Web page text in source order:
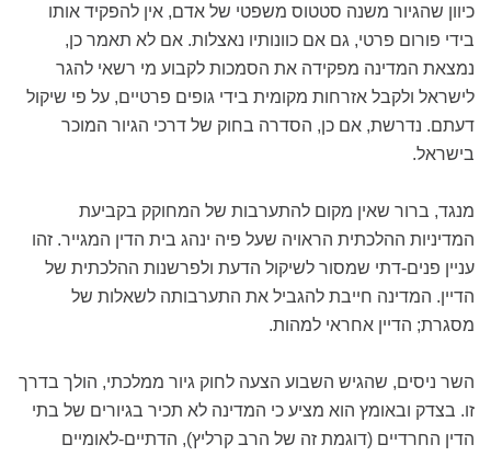
כיוון שהגיור משנה סטטוס משפטי של אדם, אין להפקיד אותו
בידי פורום פרטי, גם אם כוונותיו נאצלות. אם לא תאמר כן,
נמצאת המדינה מפקידה את הסמכות לקבוע מי רשאי להגר
לישראל ולקבל אזרחות מקומית בידי גופים פרטיים, על פי שיקול
דעתם. נדרשת, אם כן, הסדרה בחוק של דרכי הגיור המוכר
בישראל.
מנגד, ברור שאין מקום להתערבות של המחוקק בקביעת
המדיניות ההלכתית הראויה שעל פיה ינהג בית הדין המגייר. זהו
עניין פנים-דתי שמסור לשיקול הדעת ולפרשנות ההלכתית של
הדיין. המדינה חייבת להגביל את התערבותה לשאלות של
מסגרת; הדיין אחראי למהות.
השר ניסים, שהגיש השבוע הצעה לחוק גיור ממלכתי, הולך בדרך
זו. בצדק ובאומץ הוא מציע כי המדינה לא תכיר בגיורים של בתי
הדין החרדיים (דוגמת זה של הרב קרליץ), הדתיים-לאומיים